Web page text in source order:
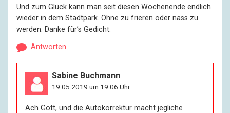
Und zum Glück kann man seit diesen Wochenende endlich
wieder in dem Stadtpark. Ohne zu frieren oder nass zu
werden. Danke für’s Gedicht.
Antworten
Sabine Buchmann
19.05.2019 um 19:06 Uhr
Ach Gott, und die Autokorrektur macht jegliche